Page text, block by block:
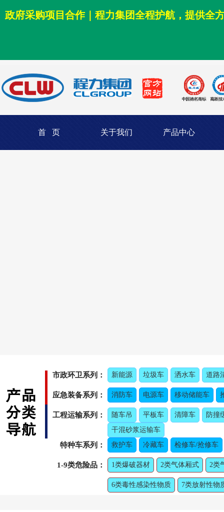
政府采购项目合作｜程力集团全程护航，提供全
首 页 关于我们 产品中心
市政环卫系列： 新能源 垃圾车 洒水车 道路
应急装备系列： 消防车 电源车 移动储能车
工程运输系列： 随车吊 平板车 清障车
防撞
干混砂浆运输车
特种车系列： 救护车 冷藏车 检修车/抢修车
1-9类危险品： 1类爆破器材 2类气体厢式 2类
6类毒性感染性物质 7类放射性物